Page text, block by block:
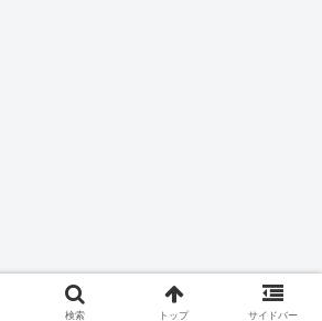
検索 トップ サイドバー